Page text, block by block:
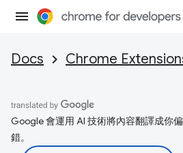
Docs Chrome
Google 會運用 AI 技術將內容翻譯成你
錯。